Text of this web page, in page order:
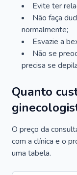
Evite ter
Não faça
normalmente;
Esvazie a
Não se
precisa se
Quanto
O preço da
com a clínica e o
uma tabela.